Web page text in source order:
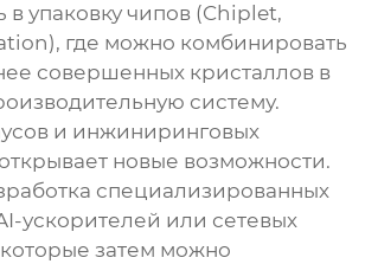
в упаковку чипов (Chiplet,
где можно комбинировать
совершенных кристаллов в
систему.
и инжиниринговых
новые возможности.
специализированных
ускорителей или сетевых
затем можно